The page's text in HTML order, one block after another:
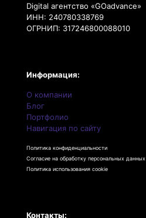
Digital агентство «GOadvance»
ИНН: 240780338769
ОГРНИП: 317246800088010
Информация:
О компании
Блог
Портфолио
Навигация по сайту
Политика конфиденциальности
Согласие на обработку персональных данных
Политика использования cookie
Контакты: